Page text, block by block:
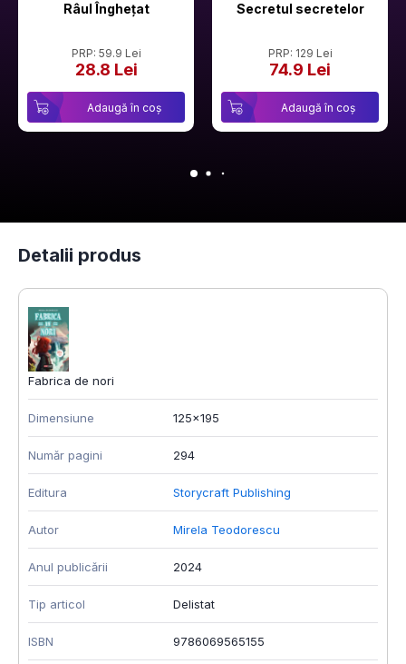
Râul Înghețat
PRP: 59.9 Lei
28.8 Lei
Adaugă în coș
Secretul secretelor
PRP: 129 Lei
74.9 Lei
Adaugă în coș
Detalii produs
Fabrica de nori
Dimensiune 125x195
Număr pagini 294
Editura Storycraft Publishing
Autor Mirela Teodorescu
Anul publicării 2024
Tip articol Delistat
ISBN 9786069565155